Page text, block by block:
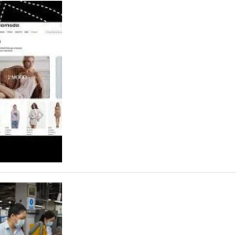
свои новинки на Euro
Guangzhou Lihuang Footwear
в 2011 году и расположенная в
моды Китая, является
обувной компанией,
производство и…
Lamoda - новый раздел и
локальных